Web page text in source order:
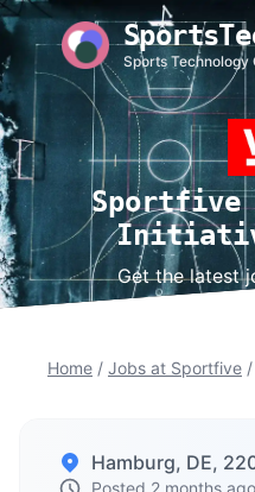
Sports Technology
Get the latest
Home / Jobs at Sportfive /
Hamburg, DE,
Posted 2 months ago